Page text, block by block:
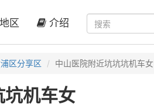
区 介绍
区分享区 中山医院附近坑坑坑机车女
坑机车女